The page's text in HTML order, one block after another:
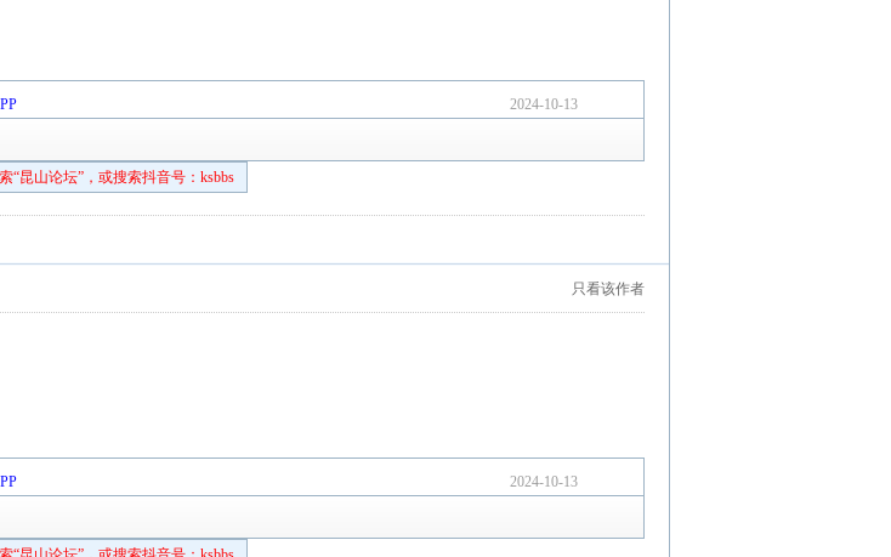
2024-10-13
“昆山论坛”，或搜索抖音号：ksbbs
只看该作者
2024-10-13